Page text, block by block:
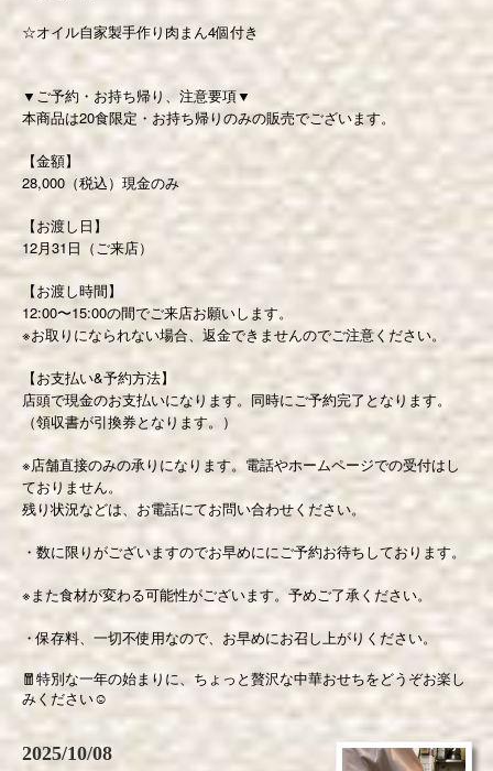
☆オイル自家製手作り肉まん4個付き
▼ご予約・お持ち帰り、注意要項▼
本商品は20食限定・お持ち帰りのみの販売でございます。
【金額】
28,000（税込）現金のみ
【お渡し日】
12月31日（ご来店）
【お渡し時間】
12:00〜15:00の間でご来店お願いします。
※お取りになられない場合、返金できませんのでご注意ください。
【お支払い&予約方法】
店頭で現金のお支払いになります。同時にご予約完了となります。
（領収書が引換券となります。）
※店舗直接のみの承りになります。電話やホームページでの受付はし
ておりません。
残り状況などは、お電話にてお問い合わせください。
・数に限りがございますのでお早めににご予約お待ちしております。
※また食材が変わる可能性がございます。予めご了承ください。
・保存料、一切不使用なので、お早めにお召し上がりください。
🧧 特別な一年の始まりに、ちょっと贅沢な中華おせちをどうぞお楽し
みください☺️
2025/10/08